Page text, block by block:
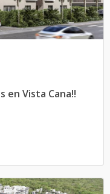
en Vista Cana!!